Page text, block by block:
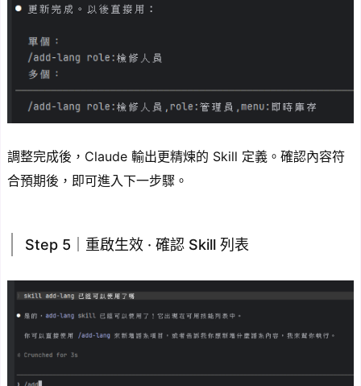
調整完成後，Claude 輸出更精煉的 Skill 定義。確認內容符
合預期後，即可進入下一步驟。
Step 5｜重啟生效 · 確認 Skill 列表